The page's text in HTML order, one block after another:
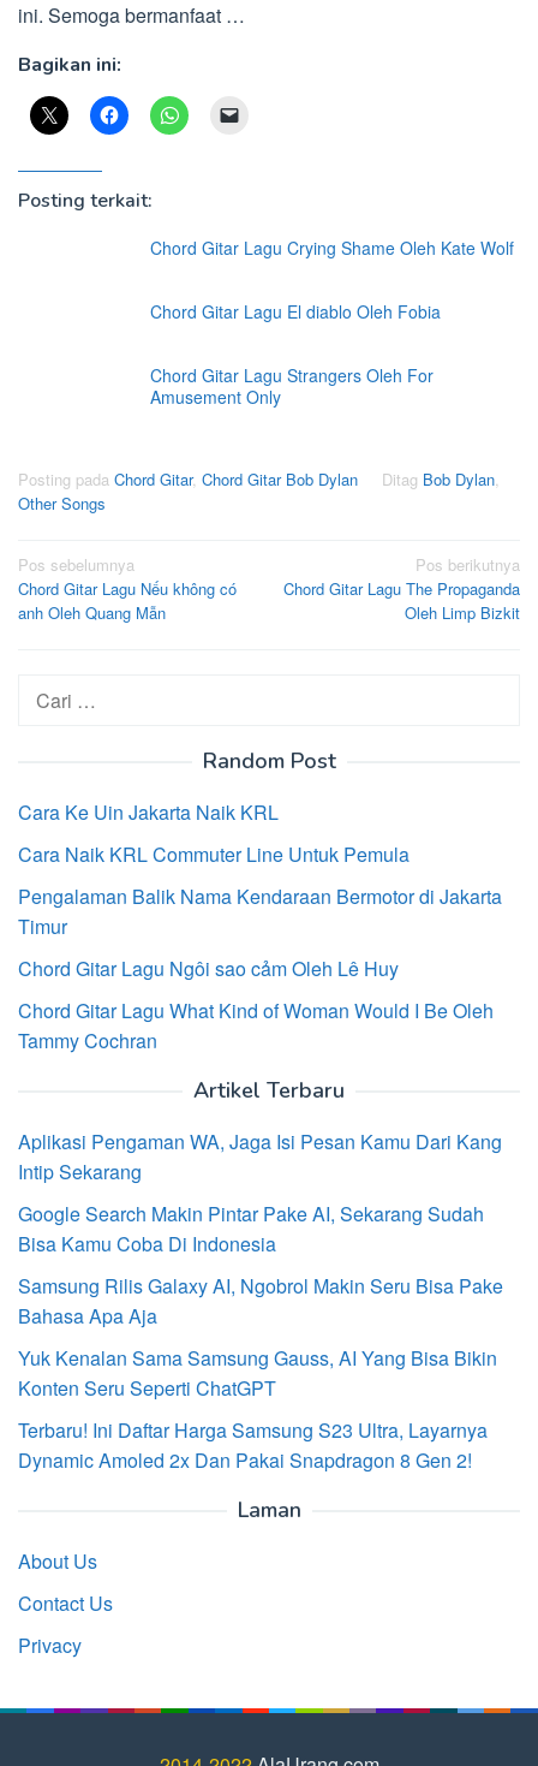
ini. Semoga bermanfaat …
Bagikan ini:
Posting terkait:
Chord Gitar Lagu Crying Shame Oleh Kate Wolf
Chord Gitar Lagu El diablo Oleh Fobia
Chord Gitar Lagu Strangers Oleh For
Amusement Only
Posting pada Chord Gitar, Chord Gitar Bob Dylan Ditag Bob Dylan,
Other Songs
Navigasi
pos
Pos sebelumnya
Chord Gitar Lagu Nếu không có
anh Oleh Quang Mẫn
Pos berikutnya
Chord Gitar Lagu The Propaganda
Oleh Limp Bizkit
Cari
untuk:
Random Post
Cara Ke Uin Jakarta Naik KRL
Cara Naik KRL Commuter Line Untuk Pemula
Pengalaman Balik Nama Kendaraan Bermotor di Jakarta
Timur
Chord Gitar Lagu Ngôi sao cảm Oleh Lê Huy
Chord Gitar Lagu What Kind of Woman Would I Be Oleh
Tammy Cochran
Artikel Terbaru
Aplikasi Pengaman WA, Jaga Isi Pesan Kamu Dari Kang
Intip Sekarang
Google Search Makin Pintar Pake AI, Sekarang Sudah
Bisa Kamu Coba Di Indonesia
Samsung Rilis Galaxy AI, Ngobrol Makin Seru Bisa Pake
Bahasa Apa Aja
Yuk Kenalan Sama Samsung Gauss, AI Yang Bisa Bikin
Konten Seru Seperti ChatGPT
Terbaru! Ini Daftar Harga Samsung S23 Ultra, Layarnya
Dynamic Amoled 2x Dan Pakai Snapdragon 8 Gen 2!
Laman
About Us
Contact Us
Privacy